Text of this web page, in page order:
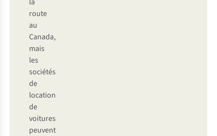
route
au
Canada,
mais
les
sociétés
de
location
de
voitures
peuvent